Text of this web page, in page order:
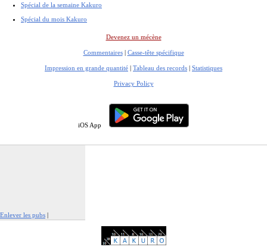
Spécial de la semaine Kakuro
Spécial du mois Kakuro
Devenez un mécène
Commentaires| Casse-tête spécifique
Impression en grande quantité | Tableau des records | Statistiques
Privacy Policy
iOS App
Enlever les pubs |